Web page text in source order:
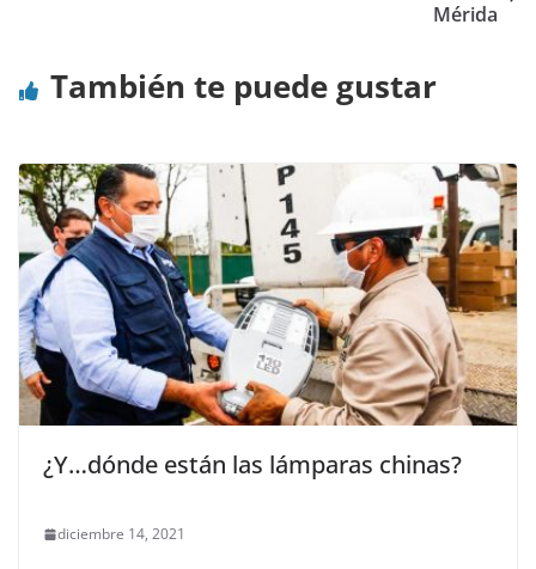
Mérida
También te puede gustar
¿Y…dónde están las lámparas chinas?
diciembre 14, 2021